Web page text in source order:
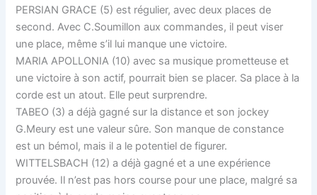
PERSIAN GRACE (5) est régulier, avec deux places de
second. Avec C.Soumillon aux commandes, il peut viser
une place, même s’il lui manque une victoire.
MARIA APOLLONIA (10) avec sa musique prometteuse et
une victoire à son actif, pourrait bien se placer. Sa place à la
corde est un atout. Elle peut surprendre.
TABEO (3) a déjà gagné sur la distance et son jockey
G.Meury est une valeur sûre. Son manque de constance
est un bémol, mais il a le potentiel de figurer.
WITTELSBACH (12) a déjà gagné et a une expérience
prouvée. Il n’est pas hors course pour une place, malgré sa